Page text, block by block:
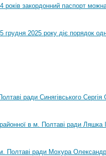
років закордонний паспорт
грудня 2025 року діє порядок
ради Синягівського
в м. Полтаві ради Ляшка
Полтаві ради Мохура